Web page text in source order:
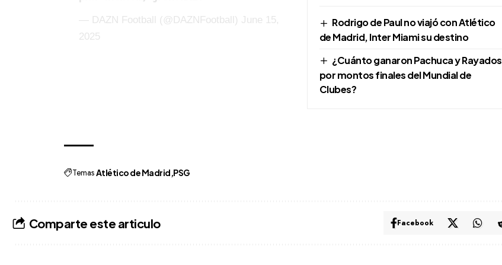
Rodrigo de Paul no viajó con Atlético
de Madrid, Inter Miami su destino
¿Cuánto ganaron Pachuca y Rayados
por montos finales del Mundial de
Clubes?
— DAZN Football (@DAZNFootball) June 15,
2025
TemasAtlético de Madrid PSG
Comparte este articulo Facebook